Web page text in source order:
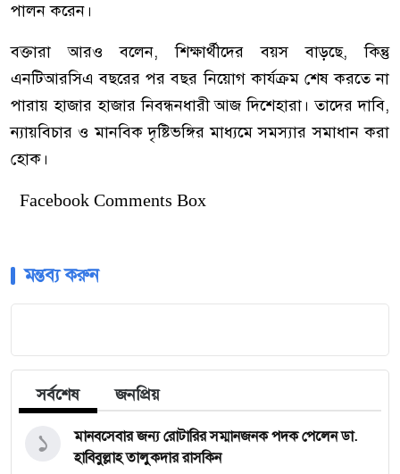
পালন করেন।
বক্তারা আরও বলেন, শিক্ষার্থীদের বয়স বাড়ছে, কিন্তু
এনটিআরসিএ বছরের পর বছর নিয়োগ কার্যক্রম শেষ করতে না
পারায় হাজার হাজার নিবন্ধনধারী আজ দিশেহারা। তাদের দাবি,
ন্যায়বিচার ও মানবিক দৃষ্টিভঙ্গির মাধ্যমে সমস্যার সমাধান করা
হোক।
Facebook Comments Box
মন্তব্য করুন
সর্বশেষ জনপ্রিয়
মানবসেবার জন্য রোটারির সম্মানজনক পদক পেলেন ডা.
হাবিবুল্লাহ তালুকদার রাসকিন
১